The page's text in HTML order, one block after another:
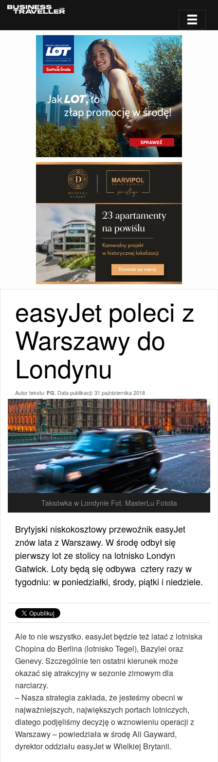
easyJet poleci z
Warszawy do
Londynu
Autor tekstu: FG , Data publikacji: 31 października 2018
Taksówka w Londynie Fot. MasterLu Fotolia
Brytyjski niskokosztowy przewoźnik easyJet
znów lata z Warszawy. W środę odbył się
pierwszy lot ze stolicy na lotnisko Londyn
Gatwick. Loty będą się odbywa cztery razy w
tygodniu: w poniedziałki, środy, piątki i niedziele.
Ale to nie wszystko. easyJet będzie też latać z lotniska
Chopina do Berlina (lotnisko Tegel), Bazylei oraz
Genevy. Szczególnie ten ostatni kierunek może
okazać się atrakcyjny w sezonie zimowym dla
narciarzy.
– Nasza strategia zakłada, że jesteśmy obecni w
najważniejszych, największych portach lotniczych,
dlatego podjęliśmy decyzję o wznowieniu operacji z
Warszawy – powiedziała w środę Ali Gayward,
dyrektor oddziału easyJet w Wielkiej Brytanii.